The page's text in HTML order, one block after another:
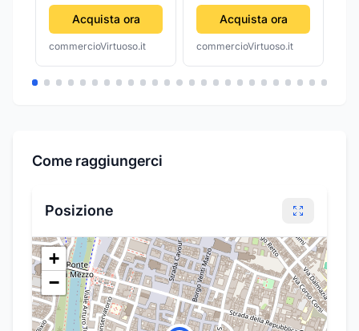
BAMBINA
Acquista ora
commercioVirtuoso.it
Acquista ora
commercioVirtuoso.it
Come raggiungerci
Posizione
+
−